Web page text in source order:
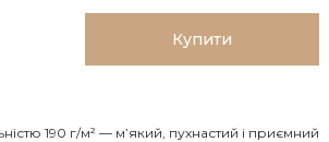
Купити
190 г/м² — м’який, пухнастий і приємний